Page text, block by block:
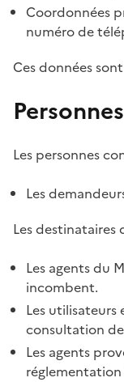
Coordonnées
numéro de
Ces données
Les personnes
Les
Les destinataires
Les agents du
incombent.
Les
consultation
Les agents
réglementation